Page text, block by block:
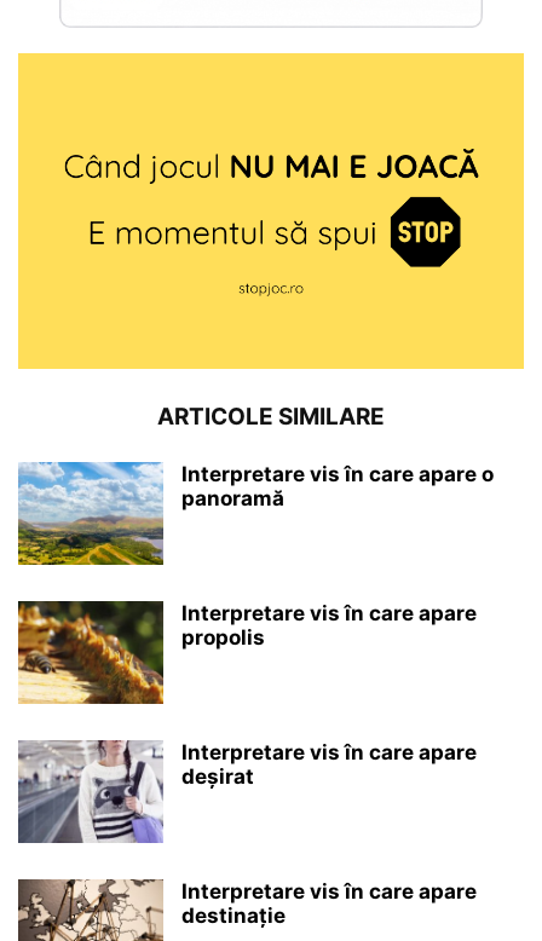
ARTICOLE SIMILARE
Interpretare vis în care apare o
panoramă
Interpretare vis în care apare
propolis
Interpretare vis în care apare
deșirat
Interpretare vis în care apare
destinație